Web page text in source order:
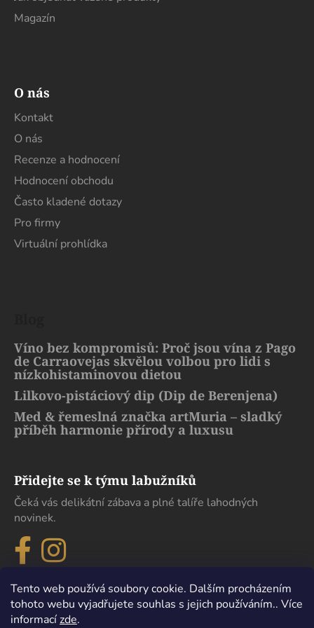
Tento web používá soubory cookie. Dalším procházením
tohoto webu vyjadřujete souhlas s jejich používáním.. Více
informacízde.
Magazín
O nás
Kontakt
O nás
Recenze a hodnocení
Hodnocení obchodu
Často kladené dotazy
Pro firmy
Virtuální prohlídka
Víno bez kompromisů: Proč jsou vína z Pago
de Carraovejas skvělou volbou pro lidi s
nízkohistaminovou dietou
Lilkovo-pistáciový dip (Dip de Berenjena)
Med & řemeslná značka artMuria – sladký
příběh harmonie přírody a luxusu
Přidejte se k týmu labužníků
Čeká vás delikátní zábava a plné talíře lahodných
novinek.